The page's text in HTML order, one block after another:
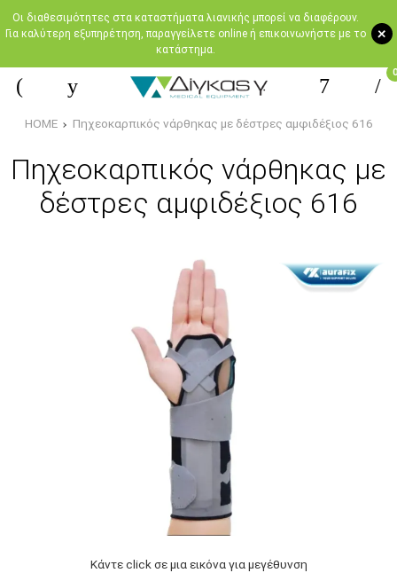
+
Oι διαθεσιμότητες στα καταστήματα λιανικής μπορεί να διαφέρουν.
Για καλύτερη εξυπηρέτηση, παραγγείλετε online ή επικοινωνήστε με το
κατάστημα.
0
HOME Πηχεοκαρπικός νάρθηκας με δέστρες αμφιδέξιος 616
Πηχεοκαρπικός νάρθηκας με
δέστρες αμφιδέξιος 616
Κάντε click σε μια εικόνα για μεγέθυνση